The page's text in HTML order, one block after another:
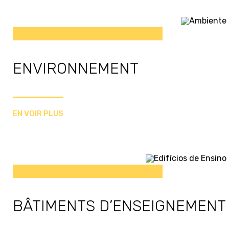
ENVIRONNEMENT
EN VOIR PLUS
BÂTIMENTS D’ENSEIGNEMENT